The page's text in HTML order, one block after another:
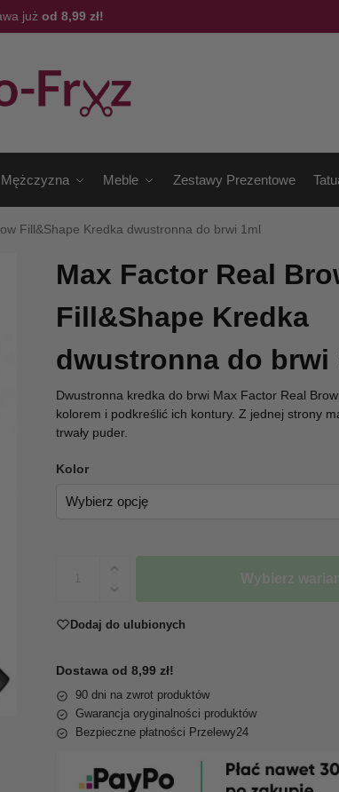
już od 8,99 zł!
Mężczyzna Meble Zestawy Prezentowe
Fill&Shape Kredka dwustronna do brwi 1ml
Max Factor Real
Fill&Shape Kredka
dwustronna do brwi
Dwustronna kredka do brwi Max Factor Real
kolorem i podkreślić ich kontury. Z jednej strony
trwały puder.
Kolor
Wybierz
Dodaj do ulubionych
Dostawa od 8,99 zł!
90 dni na zwrot produktów
Gwarancja oryginalności produktów
Bezpieczne płatności Przelewy24